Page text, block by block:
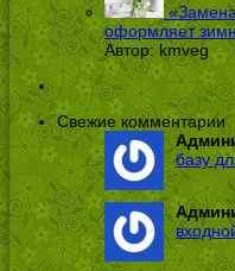
оформляет
Автор: kmveg
Свежие комментарии
базу